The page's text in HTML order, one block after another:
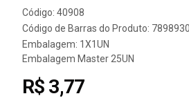
Código: 40908
Código de Barras do Produto:
Embalagem: 1X1UN
Embalagem Master 25UN
R$ 3,77